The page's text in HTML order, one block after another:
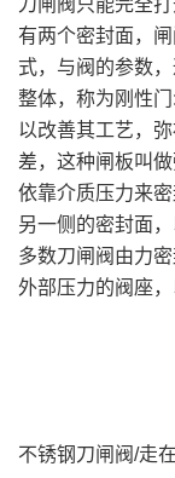
刀闸阀只能完全
有两个密封面，
式，与阀的参数
整体，称为刚性
以改善其工艺，
差，这种闸板叫
依靠介质压力来
另一侧的密封面
多数刀闸阀由力
外部压力的阀座
不锈钢刀闸阀/走